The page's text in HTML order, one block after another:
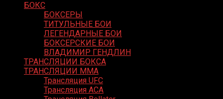
БОКС
БОКСЕРЫ
ТИТУЛЬНЫЕ БОИ
ЛЕГЕНДАРНЫЕ БОИ
БОКСЕРСКИЕ БОИ
ВЛАДИМИР ГЕНДЛИН
ТРАНСЛЯЦИИ БОКСА
ТРАНСЛЯЦИИ MMA
Трансляция UFC
Трансляция ACA